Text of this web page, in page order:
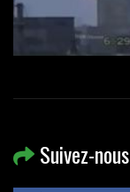
Suivez-nous